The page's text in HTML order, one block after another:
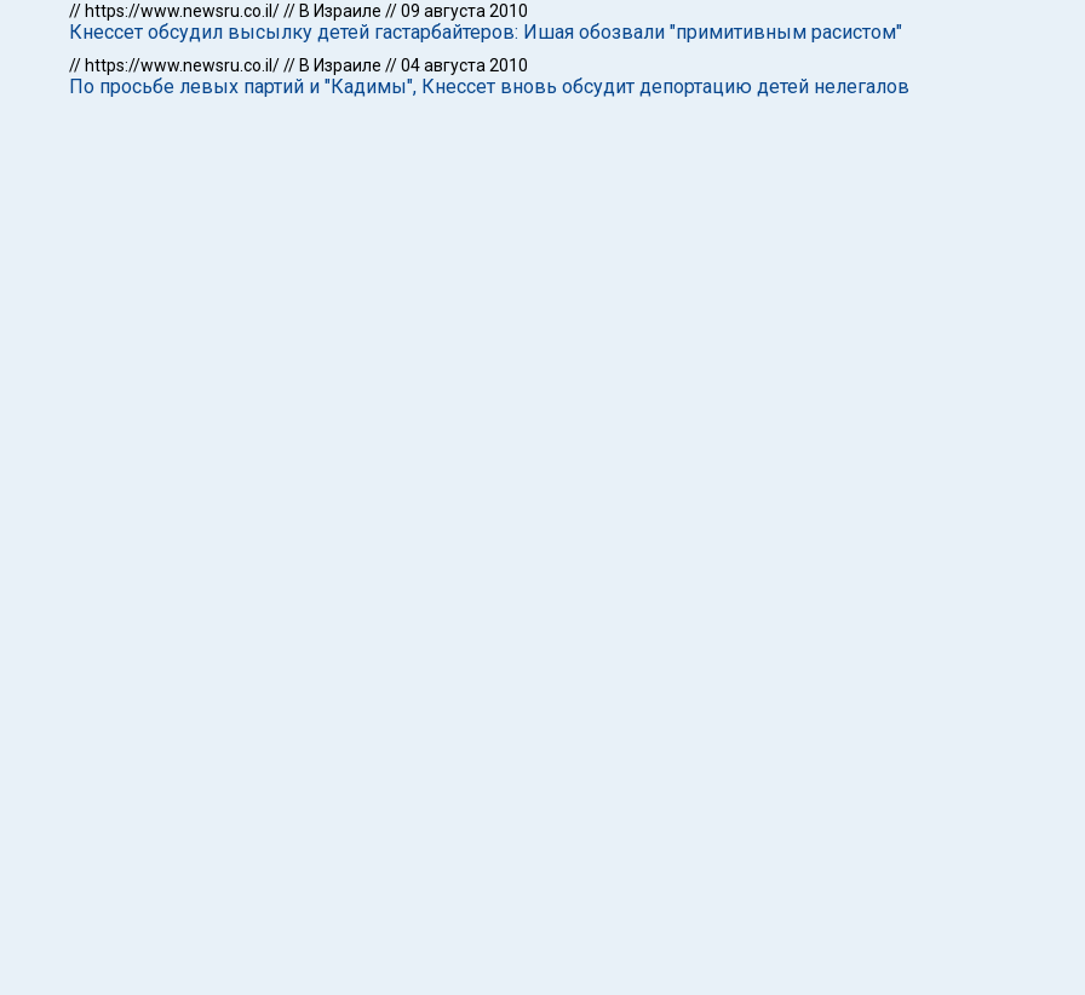
// https://www.newsru.co.il/// В Израиле //09 августа 2010
Кнессет обсудил высылку детей гастарбайтеров: Ишая обозвали "примитивным расистом"
// https://www.newsru.co.il/// В Израиле //04 августа 2010
По просьбе левых партий и "Кадимы", Кнессет вновь обсудит депортацию детей нелегалов